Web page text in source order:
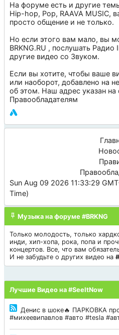
На форуме есть и другие
Hip-hop, Pop, RAAVA MUSIC,
просто общение и не только.
Но если этого вам мало, вы
BRKNG.RU , послушать Радио
другие видео со Звуком.
Если вы хотите, чтобы ваше
или наоборот, добавлено на
об этом. Наш адрес указан на
Правообладателям
Sun Aug 09 2026 11:33:29
Time)
Музыка на форуме #BRKNG
Только молодость, только
инди, хип-хопа, рока, попа и
концертов. Все, что вам
И не забудьте о других видео на
Лучшие Видео на #SeeItNow
Денис в шоке🔥 ПАРКОВКА про
#михеевипавлов #авто #tesla